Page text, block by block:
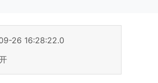
26 16:28:22.0